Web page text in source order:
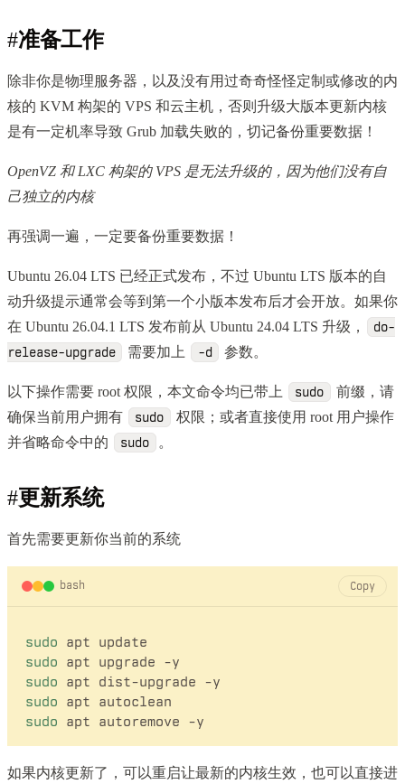
#准备工作
除非你是物理服务器，以及没有用过奇奇怪怪定制或修改的内
核的 KVM 构架的 VPS 和云主机，否则升级大版本更新内核
是有一定机率导致 Grub 加载失败的，切记备份重要数据！
OpenVZ 和 LXC 构架的 VPS 是无法升级的，因为他们没有自
己独立的内核
再强调一遍，一定要备份重要数据！
Ubuntu 26.04 LTS 已经正式发布，不过 Ubuntu LTS 版本的自
动升级提示通常会等到第一个小版本发布后才会开放。如果你
在 Ubuntu 26.04.1 LTS 发布前从 Ubuntu 24.04 LTS 升级，
do-
release-upgrade
需要加上 -d 参数。
以下操作需要 root 权限，本文命令均已带上 sudo
前缀，请
确保当前用户拥有
sudo
权限；或者直接使用 root 用户操作
并省略命令中的
sudo 。
#更新系统
首先需要更新你当前的系统
bash Copy
sudo
sudo
sudo
sudo
sudo
如果内核更新了，可以重启让最新的内核生效，也可以直接进